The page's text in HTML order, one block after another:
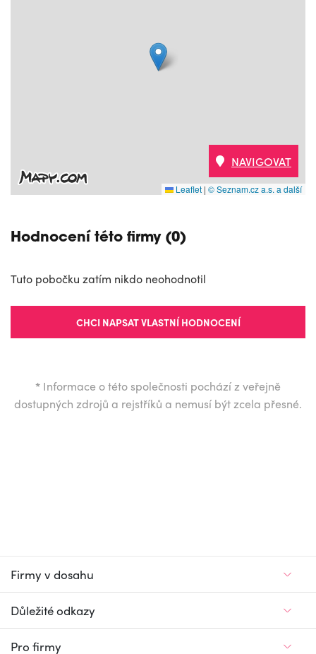
Leaflet | © Seznam.cz a.s. a další
NAVIGOVAT
Hodnocení této firmy (0)
Tuto pobočku zatím nikdo neohodnotil
CHCI NAPSAT VLASTNÍ HODNOCENÍ
* Informace o této společnosti pochází z veřejně
dostupných zdrojů a rejstříků a nemusí být zcela přesné.
Firmy v dosahu
Důležité odkazy
Pro firmy